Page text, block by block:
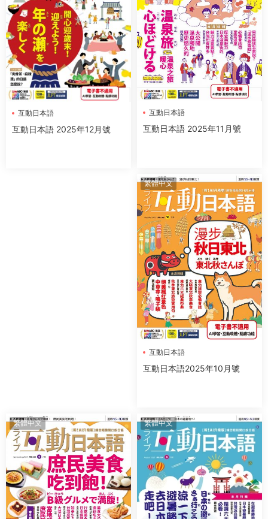
互動日本語
互動日本語 2025年12月號
互動日本語
互動日本語 2025年11月號
繁體中文
互動日本語
互動日本語2025年10月號
繁體中文 繁體中文